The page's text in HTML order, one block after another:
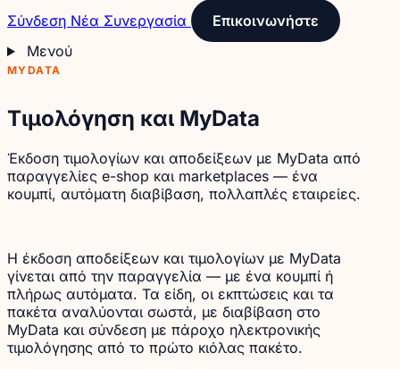
Σύνδεση Νέα Συνεργασία
Επικοινωνήστε
Μενού
MYDATA
Τιμολόγηση και MyData
Έκδοση τιμολογίων και αποδείξεων με MyData από
παραγγελίες e-shop και marketplaces — ένα
κουμπί, αυτόματη διαβίβαση, πολλαπλές εταιρείες.
Η έκδοση αποδείξεων και τιμολογίων με MyData
γίνεται από την παραγγελία — με ένα κουμπί ή
πλήρως αυτόματα. Τα είδη, οι εκπτώσεις και τα
πακέτα αναλύονται σωστά, με διαβίβαση στο
MyData και σύνδεση με πάροχο ηλεκτρονικής
τιμολόγησης από το πρώτο κιόλας πακέτο.